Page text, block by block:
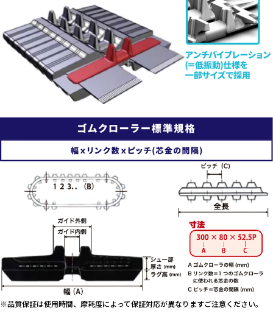
※品質保証は使用時間、摩耗度によって保証対応が異なりますご注意ください。